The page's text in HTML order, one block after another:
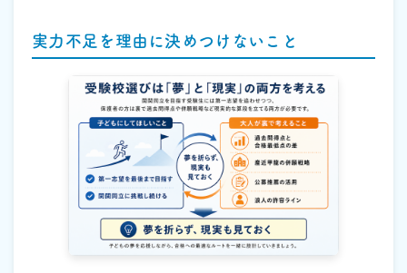
実力不足を理由に決めつけないこと